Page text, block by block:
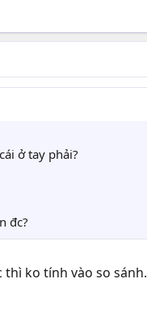
ở tay phải?
đc?
thì ko tính vào so sánh.